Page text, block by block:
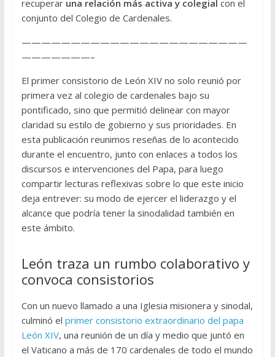
recuperar una relación más activa y colegial con el
conjunto del Colegio de Cardenales.
———————————————————————
———————–
El primer consistorio de León XIV no solo reunió por
primera vez al colegio de cardenales bajo su
pontificado, sino que permitió delinear con mayor
claridad su estilo de gobierno y sus prioridades. En
esta publicación reunimos reseñas de lo acontecido
durante el encuentro, junto con enlaces a todos los
discursos e intervenciones del Papa, para luego
compartir lecturas reflexivas sobre lo que este inicio
deja entrever: su modo de ejercer el liderazgo y el
alcance que podría tener la sinodalidad también en
este ámbito.
León traza un rumbo colaborativo y
convoca consistorios
Con un nuevo llamado a una Iglesia misionera y sinodal,
culminó el primer consistorio extraordinario del papa
León XIV, una reunión de un día y medio que juntó en
el Vaticano a más de 170 cardenales de todo el mundo